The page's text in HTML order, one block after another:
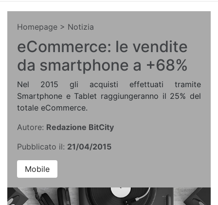
Homepage > Notizia
eCommerce: le vendite
da smartphone a +68%
Nel 2015 gli acquisti effettuati tramite
Smartphone e Tablet raggiungeranno il 25% del
totale eCommerce.
Autore: Redazione BitCity
Pubblicato il: 21/04/2015
Mobile